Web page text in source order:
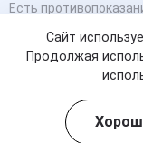
Есть
мессенджерам и в
информационный
Оставаясь на сайте
cookies. 18+
Сайт
Продолжая